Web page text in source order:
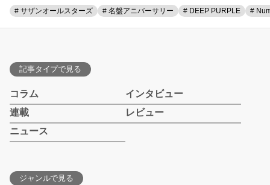
# サザンオールスターズ # 名盤アニバーサリー # DEEP PURPLE #
記事タイプで見る
コラム
インタビュー
連載
レビュー
ニュース
ジャンルで見る